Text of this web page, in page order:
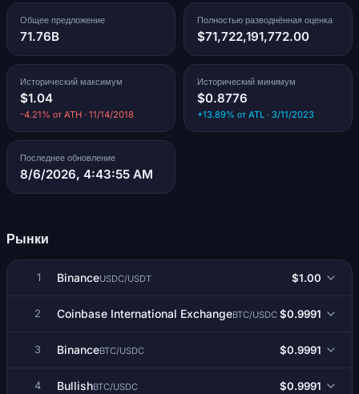
Общее предложение
71.76B
Полностью разводнённая оценка
$71,722,191,772.00
Исторический максимум
$1.04
-4.21% от ATH · 11/14/2018
Исторический минимум
$0.8776
+13.89% от ATL · 3/11/2023
Последнее обновление
8/6/2026, 4:43:55 AM
Рынки
1 BinanceUSDC/USDT $1.00
2 Coinbase International ExchangeBTC/USDC $0.9991
3 BinanceBTC/USDC $0.9991
4 BullishBTC/USDC $0.9991